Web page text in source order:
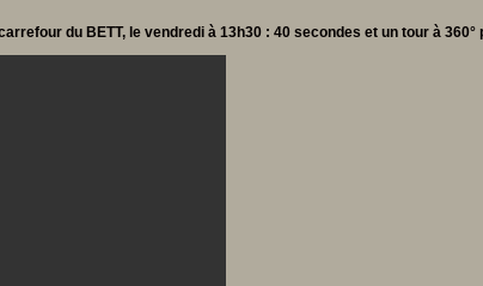
du BETT, le vendredi à 13h30 : 40 secondes et un tour à